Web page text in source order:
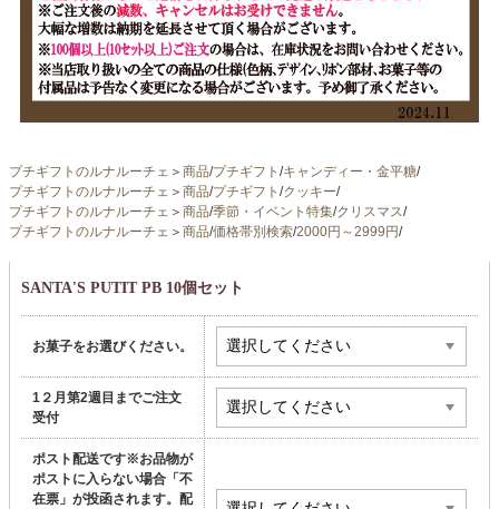
プチギフトのルナルーチェ ＞ 商品/プチギフト /キャンディー・金平糖/
プチギフトのルナルーチェ ＞ 商品/プチギフト /クッキー/
プチギフトのルナルーチェ ＞ 商品/季節・イベント特集/クリスマス/
プチギフトのルナルーチェ ＞ 商品/価格帯別検索/2000円～2999円/
SANTA'S PUTIT PB 10個セット
お菓子をお選びください。
1２月第2週目までご注文
受付
ポスト配送です※お品物が
ポストに入らない場合「不
在票」が投函されます。配